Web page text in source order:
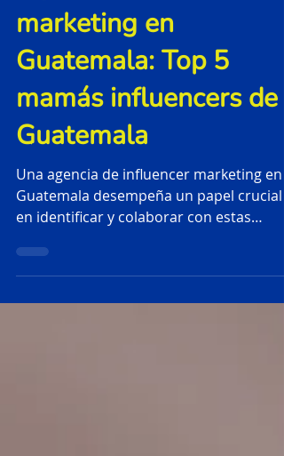
17 abr 2025 6 min de lectura
ESTRATEGIAS DIGITALES
Agencia de influencer
marketing en
Guatemala: Top 5
mamás influencers de
Guatemala
en identificar y colaborar con estas